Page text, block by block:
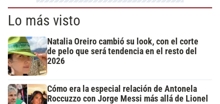
Lo más visto
Natalia Oreiro cambió su look, con el corte
de pelo que será tendencia en el resto del
2026
Cómo era la especial relación de Antonela
Roccuzzo con Jorge Messi más allá de Lionel